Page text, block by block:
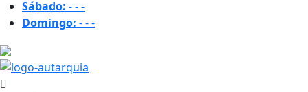
Sábado: ---
Domingo: ---